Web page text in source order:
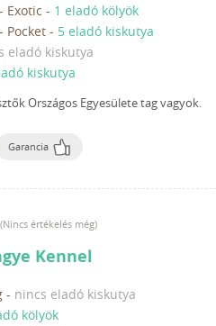
Exotic - 1 eladó kölyök
Pocket - 5 eladó kiskutya
eladó kiskutya
kiskutya
Országos Egyesülete tag vagyok.
Garancia
(Nincs értékelés még)
Kennel
- nincs eladó kiskutya
kölyök